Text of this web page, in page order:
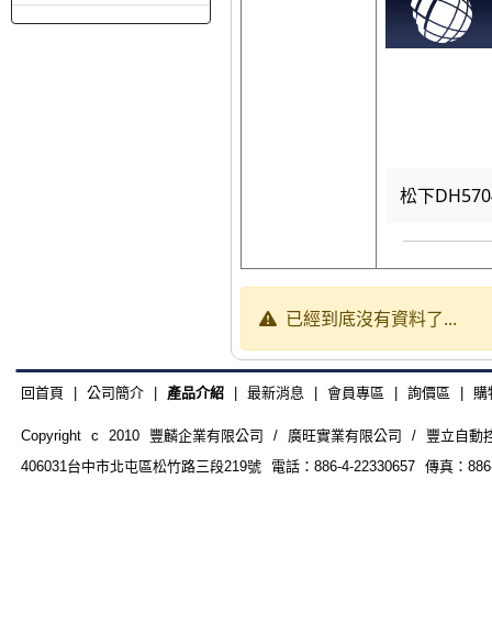
松下
已經到底沒有資料了...
回首頁 公司簡介| 產品介紹| 最新消息 會員專區 詢價區 購
Copyright c 2010 豐麟企業有限公司 / 廣旺實業有限公司 / 豐立自動
406031台中市北屯區松竹路三段219號 電話：886-4-22330657 傳真：